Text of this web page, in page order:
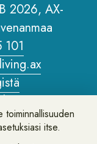
2026, AX-
toiminnallisuuden
itse.